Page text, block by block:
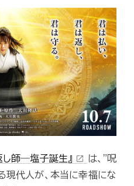
し師―塩子誕生』 open_in_new は、"呪
現代人が、本当に幸福にな